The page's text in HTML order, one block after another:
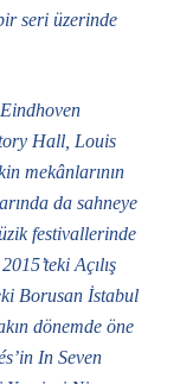
seri üzerinde
Hall, Louis
mekânlarının
da sahneye
festivallerinde
Açılış
Borusan İstabul
dönemde öne
In Seven